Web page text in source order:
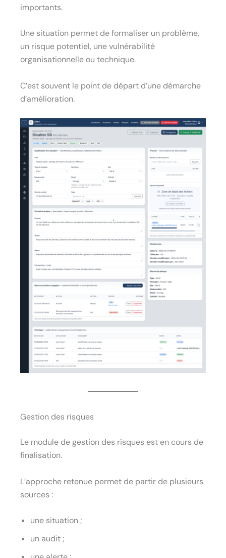
importants.
Une situation permet de formaliser un problème,
un risque potentiel, une vulnérabilité
organisationnelle ou technique.
C’est souvent le point de départ d’une démarche
d’amélioration.
Gestion des risques
Le module de gestion des risques est en cours de
finalisation.
L’approche retenue permet de partir de plusieurs
sources :
une situation ;
un audit ;